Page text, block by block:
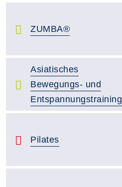
ZUMBA®
Asiatisches
Bewegungs- und
Entspannungstraining
Pilates